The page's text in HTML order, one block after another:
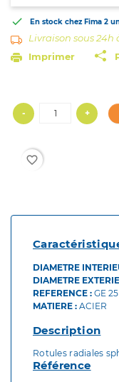
 En stock chez Fima 2
Livraison sous 24h
Imprimer
- +
favorite_border
DIAMETRE
DIAMETRE
REFERENCE : GE
MATIERE : ACIER
Description
Rotules radiales
Référence